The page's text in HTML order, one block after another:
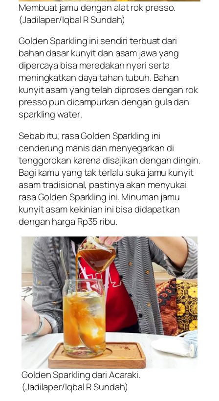
Membuat jamu dengan alat rok presso.
(Jadilaper/Iqbal R Sundah)
Golden Sparkling ini sendiri terbuat dari
bahan dasar kunyit dan asam jawa yang
dipercaya bisa meredakan nyeri serta
meningkatkan daya tahan tubuh. Bahan
kunyit asam yang telah diproses dengan rok
presso pun dicampurkan dengan gula dan
sparkling water.
Sebab itu, rasa Golden Sparkling ini
cenderung manis dan menyegarkan di
tenggorokan karena disajikan dengan dingin.
Bagi kamu yang tak terlalu suka jamu kunyit
asam tradisional, pastinya akan menyukai
rasa Golden Sparkling ini. Minuman jamu
kunyit asam kekinian ini bisa didapatkan
dengan harga Rp35 ribu.
Golden Sparkling dari Acaraki.
(Jadilaper/Iqbal R Sundah)